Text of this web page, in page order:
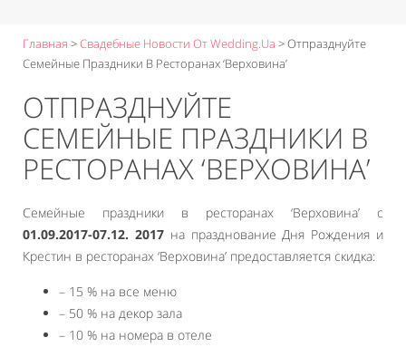
Главная >Свадебные Новости От Wedding.ua >Отпразднуйте
Семейные Праздники В Ресторанах ‘Верховина’
ОТПРАЗДНУЙТЕ
СЕМЕЙНЫЕ ПРАЗДНИКИ В
РЕСТОРАНАХ ‘ВЕРХОВИНА’
Семейные праздники в ресторанах ‘Верховина’ с
01.09.2017-07.12. 2017на празднование Дня Рождения и
Крестин в ресторанах ‘Верховина’ предоставляется скидка:
– 15 % на все меню
– 50 % на декор зала
– 10 % на номера в отеле